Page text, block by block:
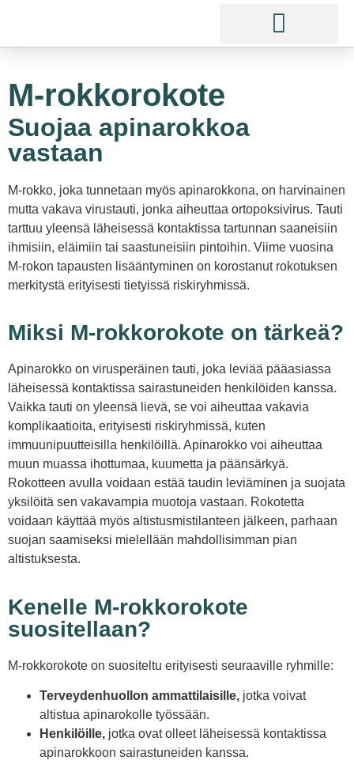
M-rokkorokote
Suojaa apinarokkoa
vastaan
M-rokko, joka tunnetaan myös apinarokkona, on harvinainen
mutta vakava virustauti, jonka aiheuttaa ortopoksivirus. Tauti
tarttuu yleensä läheisessä kontaktissa tartunnan saaneisiin
ihmisiin, eläimiin tai saastuneisiin pintoihin. Viime vuosina
M-rokon tapausten lisääntyminen on korostanut rokotuksen
merkitystä erityisesti tietyissä riskiryhmissä.
Miksi M-rokkorokote on tärkeä?
Apinarokko on virusperäinen tauti, joka leviää pääasiassa
läheisessä kontaktissa sairastuneiden henkilöiden kanssa.
Vaikka tauti on yleensä lievä, se voi aiheuttaa vakavia
komplikaatioita, erityisesti riskiryhmissä, kuten
immuunipuutteisilla henkilöillä. Apinarokko voi aiheuttaa
muun muassa ihottumaa, kuumetta ja päänsärkyä.
Rokotteen avulla voidaan estää taudin leviäminen ja suojata
yksilöitä sen vakavampia muotoja vastaan. Rokotetta
voidaan käyttää myös altistusmistilanteen jälkeen, parhaan
suojan saamiseksi mielellään mahdollisimman pian
altistuksesta.
Kenelle M-rokkorokote
suositellaan?
M-rokkorokote on suositeltu erityisesti seuraaville ryhmille:
Terveydenhuollon ammattilaisille, jotka voivat
altistua apinarokolle työssään.
Henkilöille, jotka ovat olleet läheisessä kontaktissa
apinarokkoon sairastuneiden kanssa.